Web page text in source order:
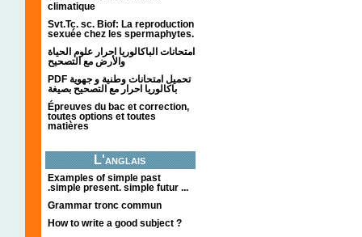
climatique
Svt.Tc. sc. Biof: La reproduction
sexuée chez les spermaphytes.
امتحانات الباكالوريا احرار علوم الحياة
والأرض مع التصحيح
PDF تحميل امتحانات وطنية و جهوية
باكالوريا احرار مع التصحيح بصيغة
Épreuves du bac et correction,
toutes options et toutes
matières
L'anglais
Examples of simple past
.simple present. simple futur ...
Grammar tronc commun
How to write a good subject ?